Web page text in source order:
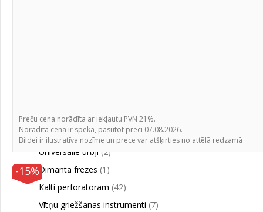
Borfrēzes(79)
Adapteri un patronas(16)
Universālie urbji(2)
Dimanta frēzes (1)
Kalti perforatoram (42)
Vītņu griežšanas instrumenti (7)
Preču cena norādīta ar iekļautu PVN 21%.
Norādītā cena ir spēkā, pasūtot preci 07.08.2026.
Bildei ir ilustratīva nozīme un prece var atšķirties no attēlā redzamā
-15%